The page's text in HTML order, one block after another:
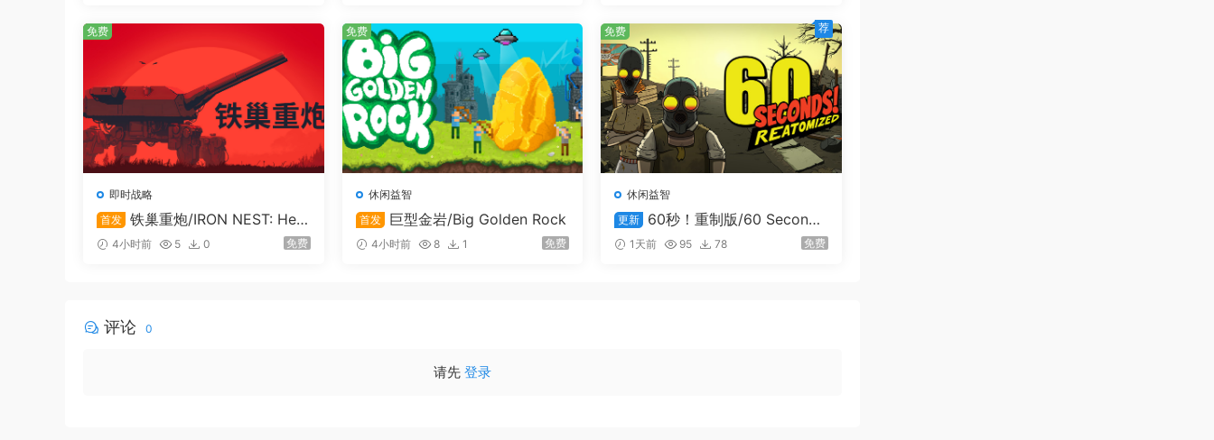
有人在的地方就有市场，每个庇护所都有不同的货物可供购买和出售，路上的流民也可能用宝贝来换取物资，发挥你的
经商头脑，让自己能在这个世界有立足之地。
即时战略
首发 铁巢重炮/IRON NEST: Hea
vy Turret Simulator
4小时前 5 0 免费
免费
休闲益智
首发
巨型金岩/Big Golden Rock
4小时前 8 1 免费
免费
休闲益智
更新
60秒！重制版/60 Second
s! Reatomized
1天前 95 78 免费
免费 荐
评论 0
请先 登录